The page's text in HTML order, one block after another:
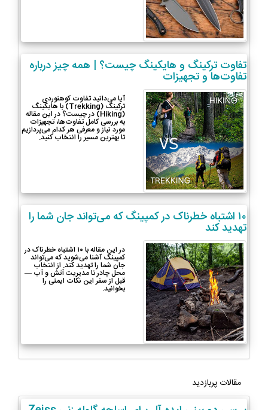
تفاوت ترکینگ و هایکینگ چیست؟ | همه چیز درباره
تفاوت‌ها و تجهیزات
آیا می‌دانید تفاوت کوهنوردی
ترکینگ (Trekking) با هایکینگ
(Hiking) در چیست؟ در این مقاله
به بررسی کامل تفاوت‌ها، تجهیزات
مورد نیاز و معرفی هر کدام می‌پردازیم
تا بهترین مسیر را انتخاب کنید.
۱۰ اشتباه خطرناک در کمپینگ که می‌تواند جان شما را
تهدید کند
در این مقاله با ۱۰ اشتباه خطرناک در
کمپینگ آشنا می‌شوید که می‌تواند
جان شما را تهدید کند. از انتخاب
محل چادر تا مدیریت آتش و آب —
قبل از سفر این نکات ایمنی را
بخوانید.
مقالات پربازدید